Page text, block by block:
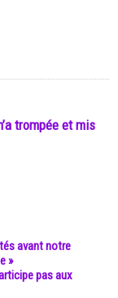
trompée et mis
avant notre
»
pas aux